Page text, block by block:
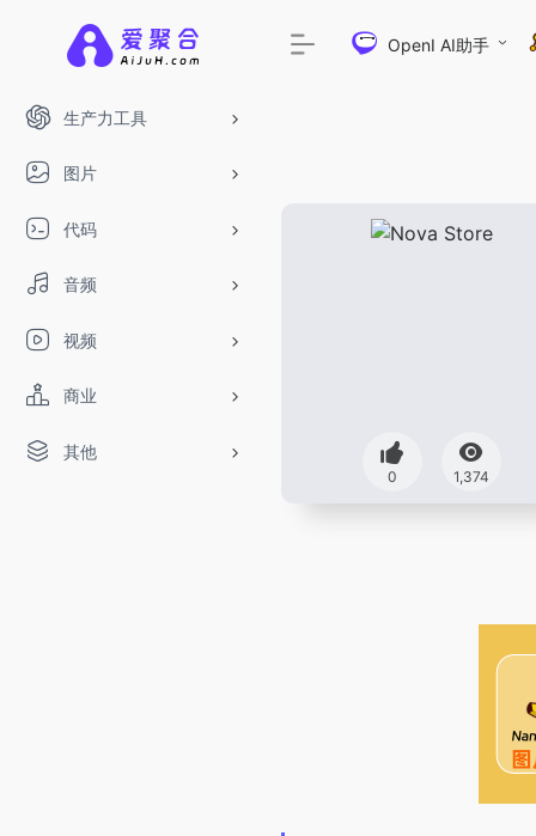
生产力工具
图片
代码
音频
视频
商业
其他
OpenI AI助手
0 1,374